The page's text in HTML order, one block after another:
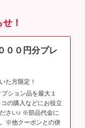
！
００円分プレ
た方限定！
ション品を最大１
の購入などにお役立
さい♪ ※部品代金に
※他クーポンとの併